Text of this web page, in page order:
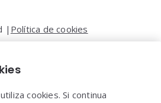
| Política de cookies
cookies. Si continua